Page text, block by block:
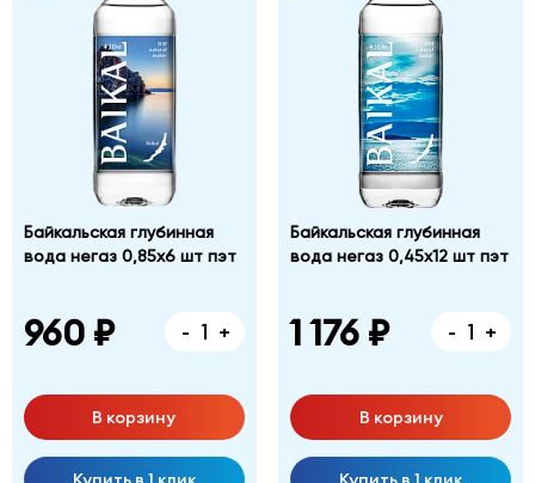
Байкальская глубинная
вода негаз 0,85х6 шт пэт
960 ₽ - +
В корзину
Байкальская глубинная
вода негаз 0,45х12 шт пэт
1 176 ₽ - +
В корзину